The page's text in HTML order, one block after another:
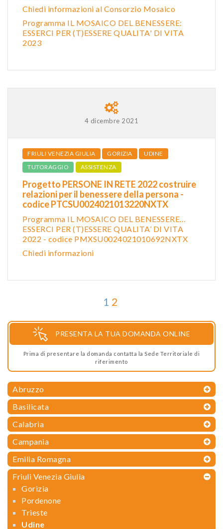
Chiedi informazioni al Consorzio Mosaico
Programma IL MOSAICO DEL BENESSERE:
ESSERCI PER (T)ESSERE QUALITA' DI VITA
2023
4 dicembre 2021
FRIULI VENEZIA GIULIA GORIZIA
UDINE
TUTORAGGIO
ASSISTENZA
Progetto PERSONE IN RETE 2022 costruire
relazioni per il benessere della persona -
codice PTCSU0024021013220NXTX
Programma IL MOSAICO DEL BENESSERE…
ESSERCI PER (T)ESSERE QUALITA’ DI VITA
2022 - codice PMXSU0024021010692NXTX
Chiedi informazioni
1 2
PRESENTA LA TUA DOMANDA ONLINE
Prima di presentare la domanda contatta la Sede Territoriale di
riferimento
Abruzzo
Basilicata
Calabria
Campania
Emilia Romagna
Friuli Venezia Giulia
Gorizia
Pordenone
Trieste
Udine